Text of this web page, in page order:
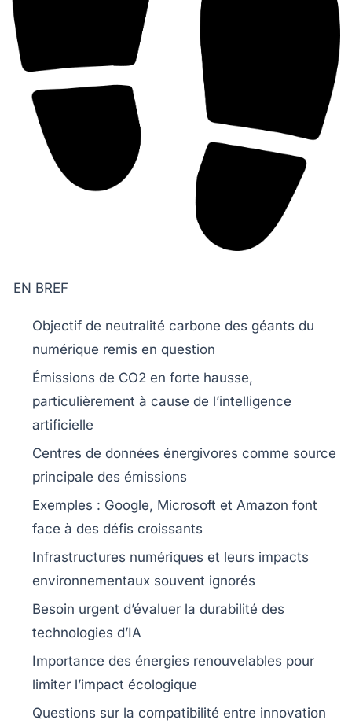
EN BREF
Objectif de neutralité carbone des géants du
numérique remis en question
Émissions de CO2 en forte hausse,
particulièrement à cause de l’intelligence
artificielle
Centres de données énergivores comme source
principale des émissions
Exemples : Google, Microsoft et Amazon font
face à des défis croissants
Infrastructures numériques et leurs impacts
environnementaux souvent ignorés
Besoin urgent d’évaluer la durabilité des
technologies d’IA
Importance des énergies renouvelables pour
limiter l’impact écologique
Questions sur la compatibilité entre innovation